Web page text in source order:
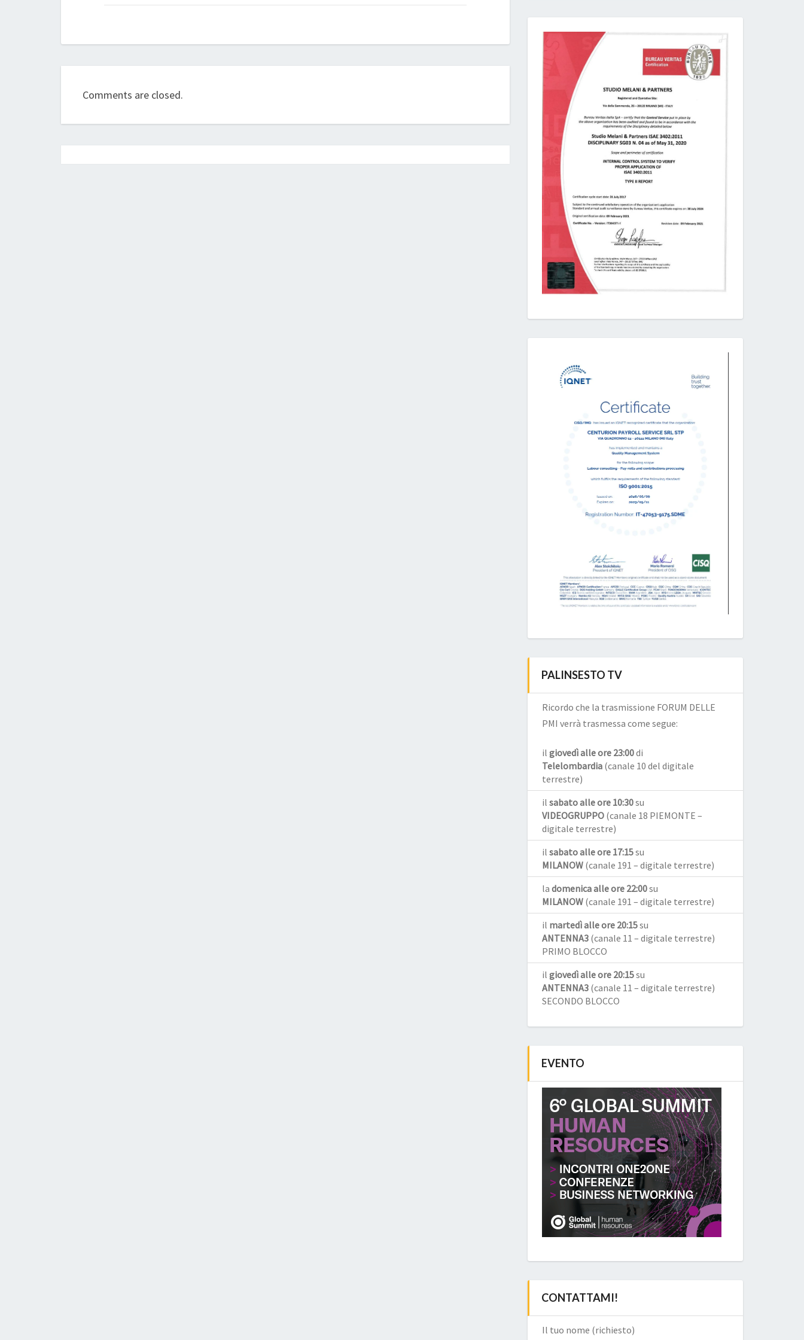
Comments are closed.
PALINSESTO TV
Ricordo che la trasmissione FORUM DELLE
PMI verrà trasmessa come segue:
il giovedì alle ore 23:00di
Telelombardia (canale 10 del digitale
terrestre)
il sabato alle ore 10:30su
VIDEOGRUPPO (canale 18 PIEMONTE –
digitale terrestre)
il sabato alle ore 17:15su
MILANOW (canale 191 – digitale terrestre)
la domenica alle ore 22:00su
MILANOW (canale 191 – digitale terrestre)
il martedì alle ore 20:15su
ANTENNA3 (canale 11 – digitale terrestre)
PRIMO BLOCCO
il giovedì alle ore 20:15su
ANTENNA3 (canale 11 – digitale terrestre)
SECONDO BLOCCO
EVENTO
CONTATTAMI!
Il tuo nome (richiesto)